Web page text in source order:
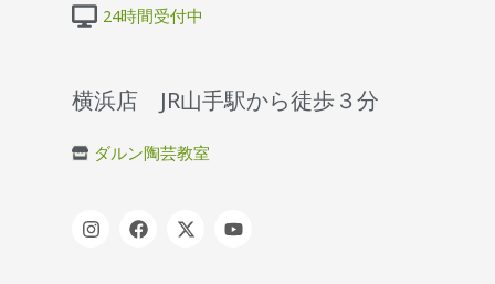
24時間受付中
横浜店 JR山手駅から徒歩３分
ダルン陶芸教室